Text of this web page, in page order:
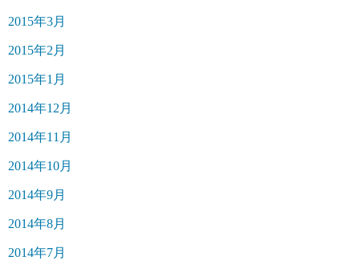
2015年3月
2015年2月
2015年1月
2014年12月
2014年11月
2014年10月
2014年9月
2014年8月
2014年7月